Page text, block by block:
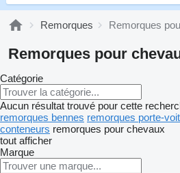
Remorques Remorques
Remorques pour
Catégorie
Aucun résultat trouvé pour cette
remorques bennes remorques porte-
conteneurs remorques pour chevaux
tout afficher
Marque